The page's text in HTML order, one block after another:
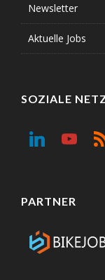
Newsletter
Aktuelle Jobs
SOZIALE
PARTNER